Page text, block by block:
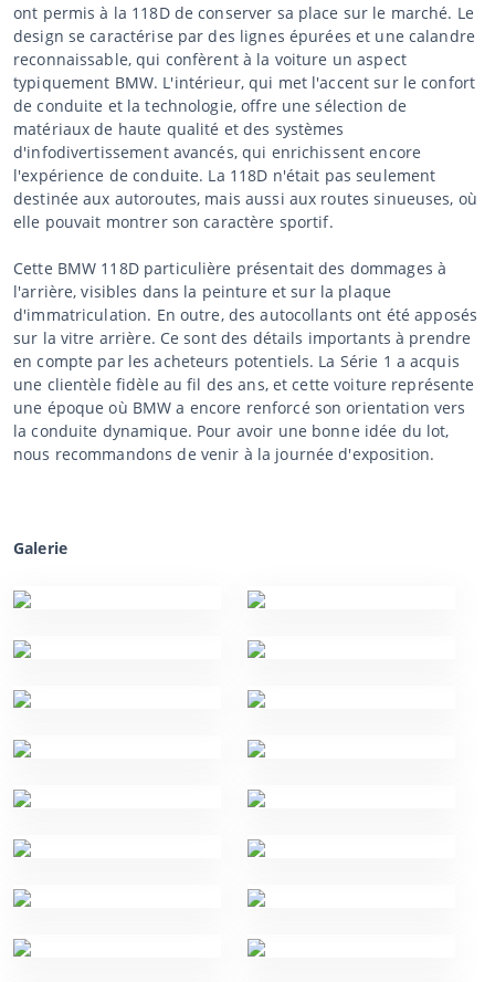
ont permis à la 118D de conserver sa place sur le marché. Le
design se caractérise par des lignes épurées et une calandre
reconnaissable, qui confèrent à la voiture un aspect
typiquement BMW. L'intérieur, qui met l'accent sur le confort
de conduite et la technologie, offre une sélection de
matériaux de haute qualité et des systèmes
d'infodivertissement avancés, qui enrichissent encore
l'expérience de conduite. La 118D n'était pas seulement
destinée aux autoroutes, mais aussi aux routes sinueuses, où
elle pouvait montrer son caractère sportif.
Cette BMW 118D particulière présentait des dommages à
l'arrière, visibles dans la peinture et sur la plaque
d'immatriculation. En outre, des autocollants ont été apposés
sur la vitre arrière. Ce sont des détails importants à prendre
en compte par les acheteurs potentiels. La Série 1 a acquis
une clientèle fidèle au fil des ans, et cette voiture représente
une époque où BMW a encore renforcé son orientation vers
la conduite dynamique. Pour avoir une bonne idée du lot,
nous recommandons de venir à la journée d'exposition.
Galerie